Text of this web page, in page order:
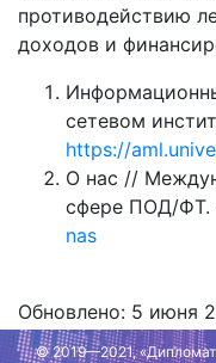
противодействию
доходов и
сетевом
https://
О нас //
сфере ПОД/ФТ.
nas
Обновлено: 5 июня
© 2019—2021,